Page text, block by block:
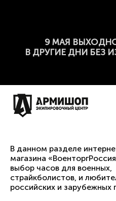
9 МАЯ
В ДРУГИЕ ДНИ БЕЗ
В данном разделе
магазина
выбор часов для военных,
страйкболистов, и
российских и зарубежных